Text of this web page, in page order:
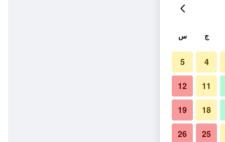
ج س
4
5
11
12
18
19
25
26